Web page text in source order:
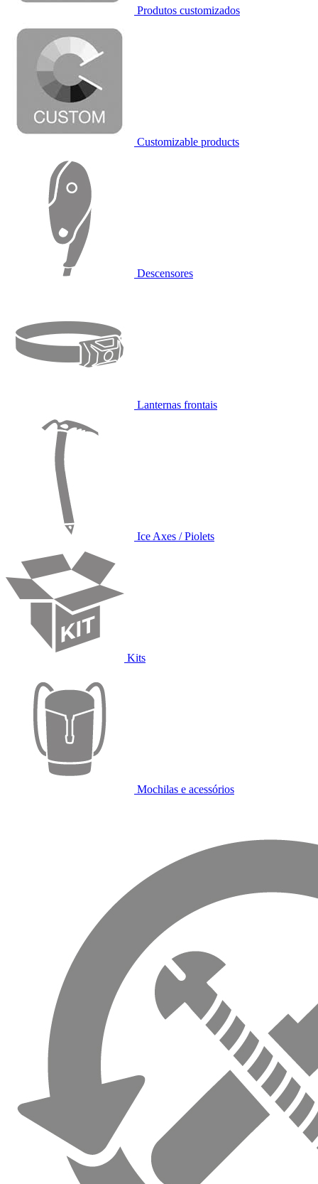
Produtos customizados
Customizable products
Descensores
Lanternas frontais
Ice Axes / Piolets
Kits
Mochilas e acessórios